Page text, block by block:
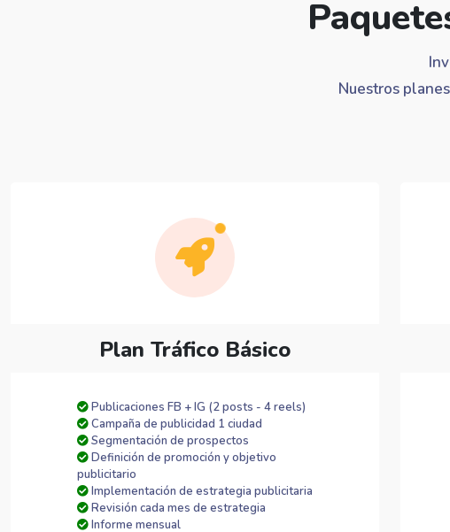
Nuestros
Plan Tráfico Básico
Publicaciones FB + IG (2 posts - 4 reels)
Campaña de publicidad 1 ciudad
Segmentación de prospectos
Definición de promoción y objetivo
publicitario
Implementación de estrategia publicitaria
Revisión cada mes de estrategia
Informe mensual